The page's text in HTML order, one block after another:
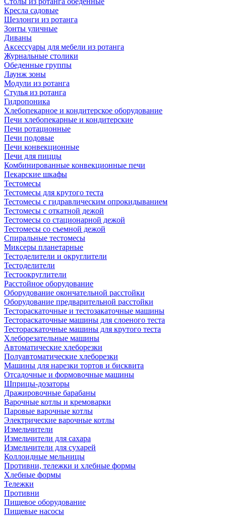
Кресла садовые
Шезлонги из ротанга
Зонты уличные
Диваны
Аксессуары для мебели из ротанга
Журнальные столики
Обеденные группы
Лаунж зоны
Модули из ротанга
Стулья из ротанга
Гидропоника
Хлебопекарное и кондитерское оборудование
Печи хлебопекарные и кондитерские
Печи ротационные
Печи подовые
Печи конвекционные
Печи для пиццы
Комбинированные конвекционные печи
Пекарские шкафы
Тестомесы
Тестомесы для крутого теста
Тестомесы с гидравлическим опрокидыванием
Тестомесы с откатной дежой
Тестомесы со стационарной дежой
Тестомесы со съемной дежой
Спиральные тестомесы
Миксеры планетарные
Тестоделители и округлители
Тестоделители
Тестоокруглители
Расстойное оборудование
Оборудование окончательной расстойки
Оборудование предварительной расстойки
Тестораскаточные и тестозакаточные машины
Тестораскаточные машины для слоеного теста
Тестораскаточные машины для крутого теста
Хлеборезательные машины
Автоматические хлеборезки
Полуавтоматические хлеборезки
Машины для нарезки тортов и бисквита
Отсадочные и формовочные машины
Шприцы-дозаторы
Дражировочные барабаны
Варочные котлы и кремоварки
Паровые варочные котлы
Электрические варочные котлы
Измельчители
Измельчители для сахара
Измельчители для сухарей
Коллоидные мельницы
Противни, тележки и хлебные формы
Хлебные формы
Тележки
Противни
Пищевое оборудование
Пищевые насосы